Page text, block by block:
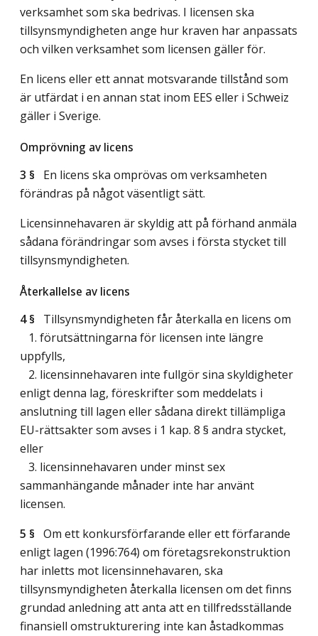
verksamhet som ska bedrivas. I licensen ska
tillsynsmyndigheten ange hur kraven har anpassats
och vilken verksamhet som licensen gäller för.
En licens eller ett annat motsvarande tillstånd som
är utfärdat i en annan stat inom EES eller i Schweiz
gäller i Sverige.
Omprövning av licens
3 § En licens ska omprövas om verksamheten
förändras på något väsentligt sätt.
Licensinnehavaren är skyldig att på förhand anmäla
sådana förändringar som avses i första stycket till
tillsynsmyndigheten.
Återkallelse av licens
4 § Tillsynsmyndigheten får återkalla en licens om
1. förutsättningarna för licensen inte längre
uppfylls,
2. licensinnehavaren inte fullgör sina skyldigheter
enligt denna lag, föreskrifter som meddelats i
anslutning till lagen eller sådana direkt tillämpliga
EU-rättsakter som avses i 1 kap. 8 § andra stycket,
eller
3. licensinnehavaren under minst sex
sammanhängande månader inte har använt
licensen.
5 § Om ett konkursförfarande eller ett förfarande
enligt lagen (1996:764) om företagsrekonstruktion
har inletts mot licensinnehavaren, ska
tillsynsmyndigheten återkalla licensen om det finns
grundad anledning att anta att en tillfredsställande
finansiell omstrukturering inte kan åstadkommas